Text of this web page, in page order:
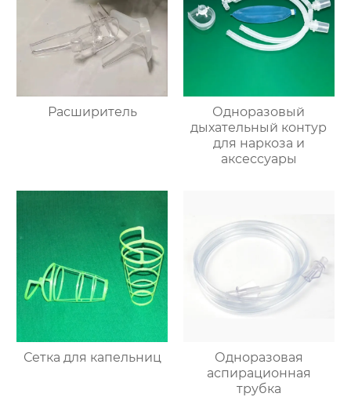
Расширитель
Одноразовый
дыхательный контур
для наркоза и
аксессуары
Сетка для капельниц
Одноразовая
аспирационная
трубка